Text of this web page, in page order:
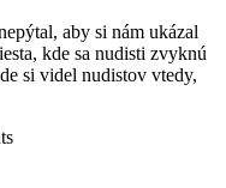
aby si nám ukázal
kde sa nudisti zvyknú
si videl nudistov vtedy,